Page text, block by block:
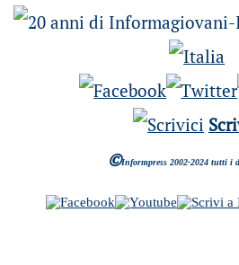
©Informpress 2002-2024 tutti i